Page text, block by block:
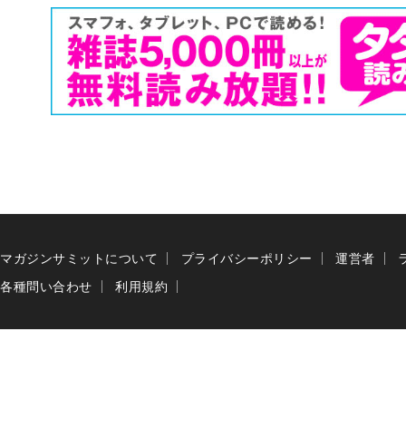
マガジンサミットについて プライバシーポリシー 運営者
各種問い合わせ
利用規約